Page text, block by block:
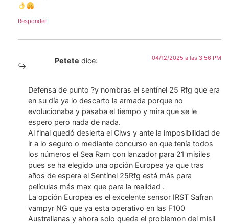
Responder
Petete dice: 04/12/2025 a las 3:56 PM
Defensa de punto ?y nombras el sentínel 25 Rfg que era
en su día ya lo descarto la armada porque no
evolucionaba y pasaba el tiempo y mira que se le
espero pero nada de nada.
Al final quedó desierta el Ciws y ante la imposibilidad de
ir a lo seguro o mediante concurso en que tenía todos
los números el Sea Ram con lanzador para 21 misiles
pues se ha elegido una opción Europea ya que tras
años de espera el Sentínel 25Rfg está más para
películas más max que para la realidad .
La opción Europea es el excelente sensor IRST Safran
vampyr NG que ya esta operativo en las F100
Australianas y ahora solo queda el problemon del misil